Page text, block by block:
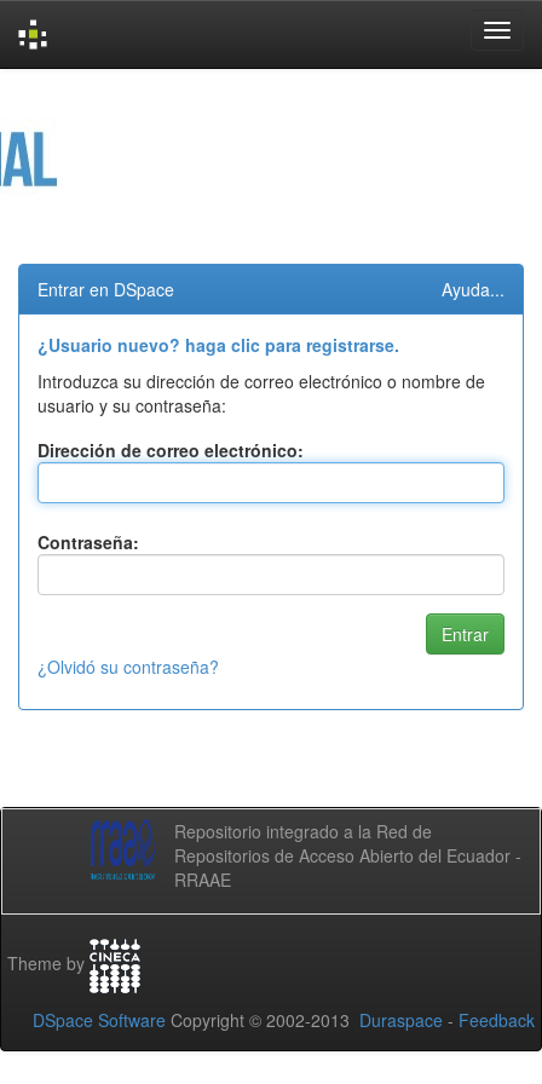
Entrar en DSpace Ayuda...
¿Usuario nuevo? haga clic para registrarse.
Introduzca su dirección de correo electrónico o nombre de
usuario y su contraseña:
Dirección de correo electrónico:
Contraseña:
¿Olvidó su contraseña?
Repositorio integrado a la Red de
Repositorios de Acceso Abierto del Ecuador -
RRAAE
Theme by
DSpace Software Copyright © 2002-2013 Duraspace - Feedback